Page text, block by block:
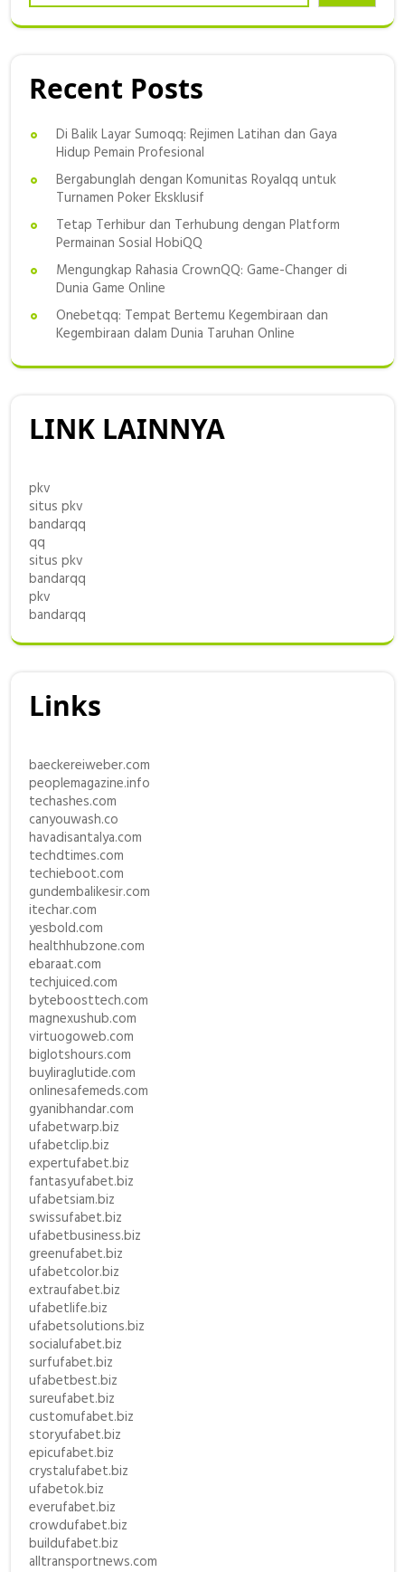
Recent Posts
Di Balik Layar Sumoqq: Rejimen Latihan dan Gaya
Hidup Pemain Profesional
Bergabunglah dengan Komunitas Royalqq untuk
Turnamen Poker Eksklusif
Tetap Terhibur dan Terhubung dengan Platform
Permainan Sosial HobiQQ
Mengungkap Rahasia CrownQQ: Game-Changer di
Dunia Game Online
Onebetqq: Tempat Bertemu Kegembiraan dan
Kegembiraan dalam Dunia Taruhan Online
LINK LAINNYA
pkv
situs pkv
bandarqq
qq
situs pkv
bandarqq
pkv
bandarqq
Links
baeckereiweber.com
peoplemagazine.info
techashes.com
canyouwash.co
havadisantalya.com
techdtimes.com
techieboot.com
gundembalikesir.com
itechar.com
yesbold.com
healthhubzone.com
ebaraat.com
techjuiced.com
byteboosttech.com
magnexushub.com
virtuogoweb.com
biglotshours.com
buyliraglutide.com
onlinesafemeds.com
gyanibhandar.com
ufabetwarp.biz
ufabetclip.biz
expertufabet.biz
fantasyufabet.biz
ufabetsiam.biz
swissufabet.biz
ufabetbusiness.biz
greenufabet.biz
ufabetcolor.biz
extraufabet.biz
ufabetlife.biz
ufabetsolutions.biz
socialufabet.biz
surfufabet.biz
ufabetbest.biz
sureufabet.biz
customufabet.biz
storyufabet.biz
epicufabet.biz
crystalufabet.biz
ufabetok.biz
everufabet.biz
crowdufabet.biz
buildufabet.biz
alltransportnews.com